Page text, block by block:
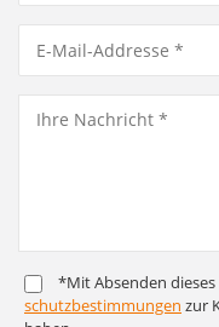
*Mit Absenden
schutz­bestim­mungen zur